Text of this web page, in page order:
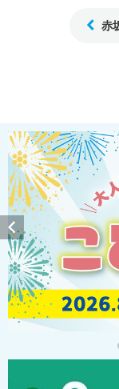
赤